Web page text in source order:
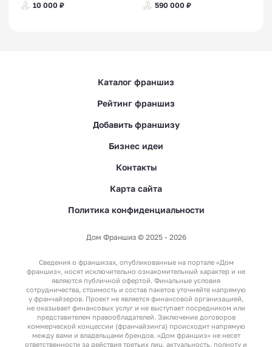
10 000 ₽
590 000 ₽
Каталог франшиз
Рейтинг франшиз
Добавить франшизу
Бизнес идеи
Контакты
Карта сайта
Политика конфиденциальности
Дом Франшиз © 2025 - 2026